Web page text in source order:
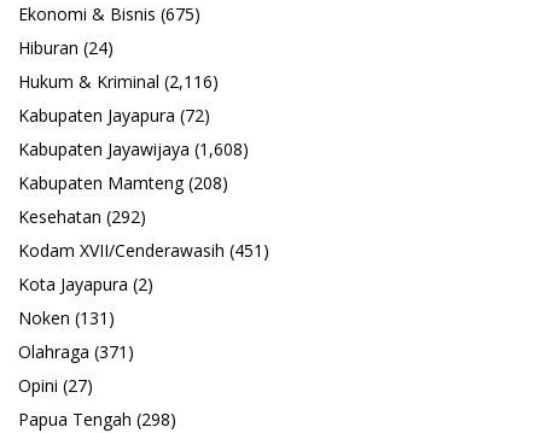
Ekonomi & Bisnis (675)
Hiburan (24)
Hukum & Kriminal (2,116)
Kabupaten Jayapura (72)
Kabupaten Jayawijaya (1,608)
Kabupaten Mamteng(208)
Kesehatan (292)
Kodam XVII/Cenderawasih (451)
Kota Jayapura (2)
Noken (131)
Olahraga (371)
Opini (27)
Papua Tengah (298)